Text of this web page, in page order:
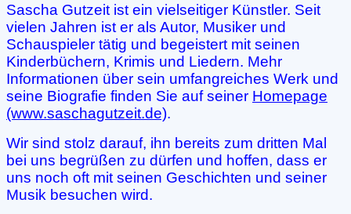
Sascha Gutzeit ist ein vielseitiger Künstler. Seit
vielen Jahren ist er als Autor, Musiker und
Schauspieler tätig und begeistert mit seinen
Kinderbüchern, Krimis und Liedern. Mehr
Informationen über sein umfangreiches Werk und
seine Biografie finden Sie auf seiner Homepage
(www.saschagutzeit.de).
Wir sind stolz darauf, ihn bereits zum dritten Mal
bei uns begrüßen zu dürfen und hoffen, dass er
uns noch oft mit seinen Geschichten und seiner
Musik besuchen wird.